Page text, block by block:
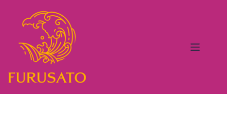
content